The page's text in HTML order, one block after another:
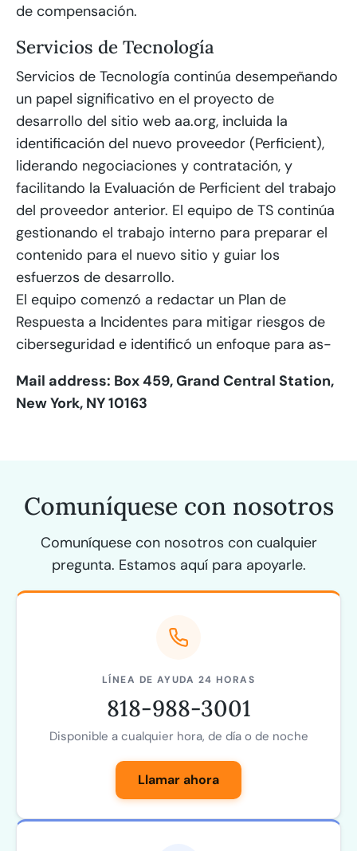
de compensación.
Servicios de Tecnología
Servicios de Tecnología continúa desempeñando
un papel significativo en el proyecto de
desarrollo del sitio web aa.org, incluida la
identificación del nuevo proveedor (Perficient),
liderando negociaciones y contratación, y
facilitando la Evaluación de Perficient del trabajo
del proveedor anterior. El equipo de TS continúa
gestionando el trabajo interno para preparar el
contenido para el nuevo sitio y guiar los
esfuerzos de desarrollo.
El equipo comenzó a redactar un Plan de
Respuesta a Incidentes para mitigar riesgos de
ciberseguridad e identificó un enfoque para as-
Mail address: Box 459, Grand Central Station,
New York, NY 10163
Comuníquese con nosotros
Comuníquese con nosotros con cualquier
pregunta. Estamos aquí para apoyarle.
LÍNEA DE AYUDA 24 HORAS
818-988-3001
Disponible a cualquier hora, de día o de noche
Llamar ahora